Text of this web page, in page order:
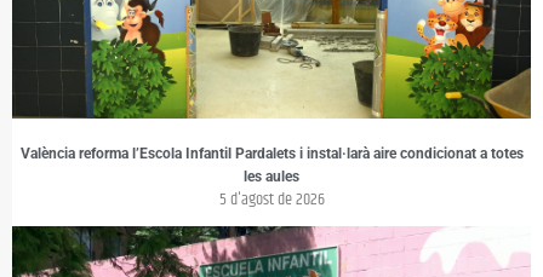
València reforma l’Escola Infantil Pardalets i instal·larà aire condicionat a totes
les aules
5 d'agost de 2026